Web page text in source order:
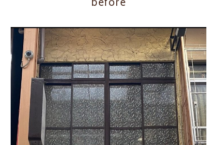
before